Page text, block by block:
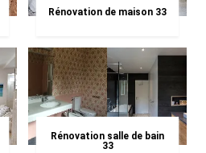
Rénovation de maison 33
Rénovation salle de bain
33